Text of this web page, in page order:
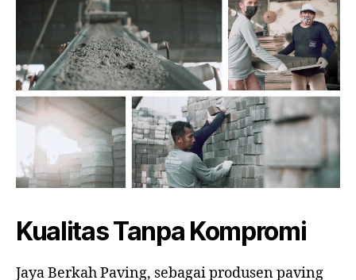
Kualitas Tanpa Kompromi
Jaya Berkah Paving, sebagai produsen paving